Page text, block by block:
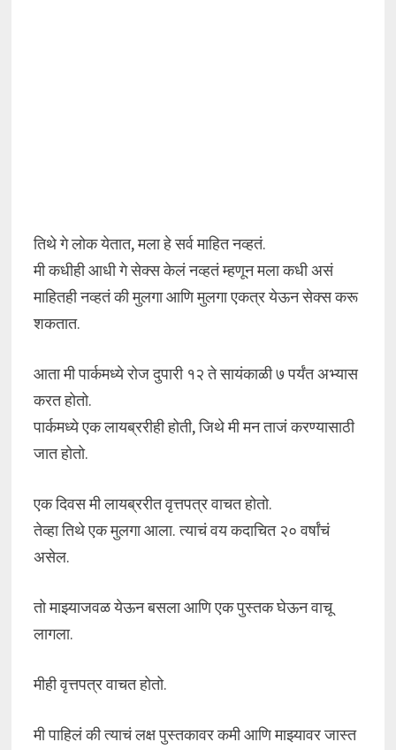
तिथे गे लोक येतात, मला हे सर्व माहित नव्हतं.
मी कधीही आधी गे सेक्स केलं नव्हतं म्हणून मला कधी असं
माहितही नव्हतं की मुलगा आणि मुलगा एकत्र येऊन सेक्स करू
शकतात.
आता मी पार्कमध्ये रोज दुपारी १२ ते सायंकाळी ७ पर्यंत अभ्यास
करत होतो.
पार्कमध्ये एक लायब्ररीही होती, जिथे मी मन ताजं करण्यासाठी
जात होतो.
एक दिवस मी लायब्ररीत वृत्तपत्र वाचत होतो.
तेव्हा तिथे एक मुलगा आला. त्याचं वय कदाचित २० वर्षांचं
असेल.
तो माझ्याजवळ येऊन बसला आणि एक पुस्तक घेऊन वाचू
लागला.
मीही वृत्तपत्र वाचत होतो.
मी पाहिलं की त्याचं लक्ष पुस्तकावर कमी आणि माझ्यावर जास्त